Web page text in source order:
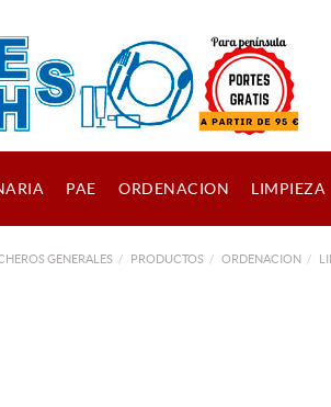
PAE ORDENACION LIMPIEZA
GENERALES PRODUCTOS ORDENACION